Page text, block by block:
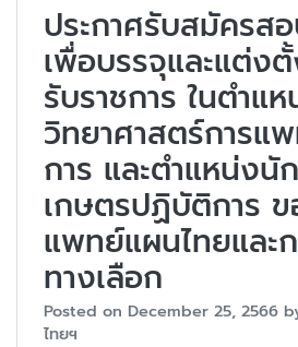
ประกาศรับสมัครส
เพื่อบรรจุและแต่ง
รับราชการ ในตำแ
วิทยาศาสตร์การแ
การ และตำแหน่งนั
เกษตรปฏิบัติการ
แพทย์แผนไทยและ
ทางเลือก
Posted on December 25, 2566
ไทยฯ